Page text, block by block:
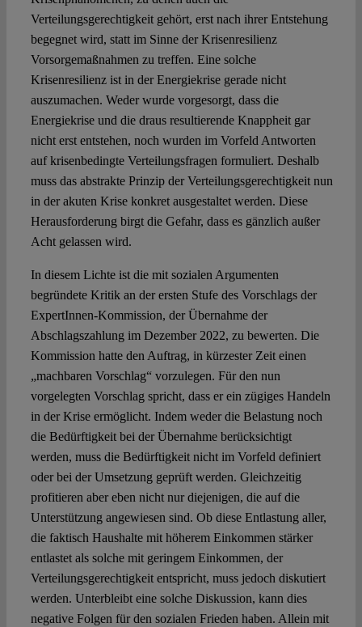
Verteilungsgerechtigkeit gehört, erst nach ihrer Entstehung
begegnet wird, statt im Sinne der Krisenresilienz
Vorsorgemaßnahmen zu treffen. Eine solche
Krisenresilienz ist in der Energiekrise gerade nicht
auszumachen. Weder wurde vorgesorgt, dass die
Energiekrise und die draus resultierende Knappheit gar
nicht erst entstehen, noch wurden im Vorfeld Antworten
auf krisenbedingte Verteilungsfragen formuliert. Deshalb
muss das abstrakte Prinzip der Verteilungsgerechtigkeit nun
in der akuten Krise konkret ausgestaltet werden. Diese
Herausforderung birgt die Gefahr, dass es gänzlich außer
Acht gelassen wird.
In diesem Lichte ist die mit sozialen Argumenten
begründete Kritik an der ersten Stufe des Vorschlags der
ExpertInnen-Kommission, der Übernahme der
Abschlagszahlung im Dezember 2022, zu bewerten. Die
Kommission hatte den Auftrag, in kürzester Zeit einen
„machbaren Vorschlag“ vorzulegen. Für den nun
vorgelegten Vorschlag spricht, dass er ein zügiges Handeln
in der Krise ermöglicht. Indem weder die Belastung noch
die Bedürftigkeit bei der Übernahme berücksichtigt
werden, muss die Bedürftigkeit nicht im Vorfeld definiert
oder bei der Umsetzung geprüft werden. Gleichzeitig
profitieren aber eben nicht nur diejenigen, die auf die
Unterstützung angewiesen sind. Ob diese Entlastung aller,
die faktisch Haushalte mit höherem Einkommen stärker
entlastet als solche mit geringem Einkommen, der
Verteilungsgerechtigkeit entspricht, muss jedoch diskutiert
werden. Unterbleibt eine solche Diskussion, kann dies
negative Folgen für den sozialen Frieden haben. Allein mit